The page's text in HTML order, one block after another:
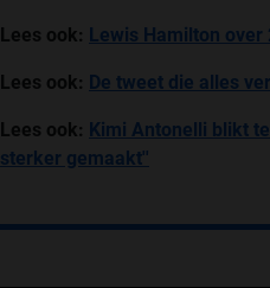
Lees ook: Lewis Hamilton
Lees ook: De tweet die alles
Lees ook: Kimi Antonelli blikt
sterker gemaakt''